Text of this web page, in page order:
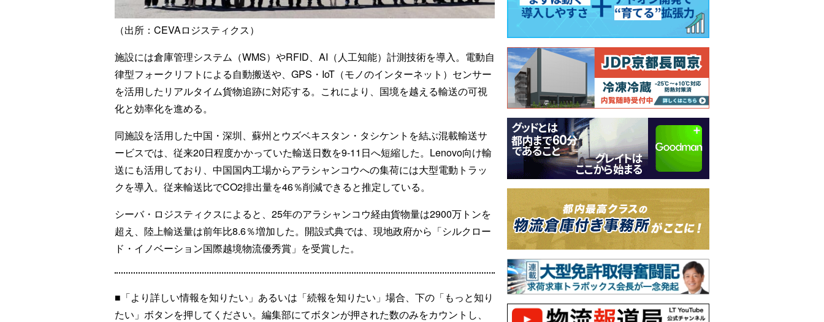
（出所：CEVAロジスティクス）
施設には倉庫管理システム（WMS）やRFID、AI（人工知能）計測技術を導入。電動自
律型フォークリフトによる自動搬送や、GPS・IoT（モノのインターネット）センサー
を活用したリアルタイム貨物追跡に対応する。これにより、国境を越える輸送の可視
化と効率化を進める。
同施設を活用した中国・深圳、蘇州とウズベキスタン・タシケントを結ぶ混載輸送サ
ービスでは、従来20日程度かかっていた輸送日数を9-11日へ短縮した。Lenovo向け輸
送にも活用しており、中国国内工場からアラシャンコウへの集荷には大型電動トラッ
クを導入。従来輸送比でCO2排出量を46％削減できると推定している。
シーバ・ロジスティクスによると、25年のアラシャンコウ経由貨物量は2900万トンを
超え、陸上輸送量は前年比8.6％増加した。開設式典では、現地政府から「シルクロー
ド・イノベーション国際越境物流優秀賞」を受賞した。
■「より詳しい情報を知りたい」あるいは「続報を知りたい」場合、下の「もっと知り
たい」ボタンを押してください。編集部にてボタンが押された数のみをカウントし、